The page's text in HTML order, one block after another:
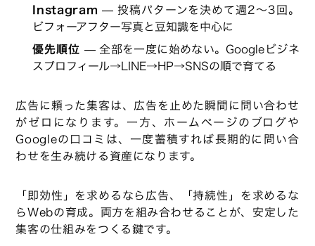
Instagram — 投稿パターンを決めて週2〜3回。
ビフォーアフター写真と豆知識を中心に
優先順位 — 全部を一度に始めない。Googleビジネ
スプロフィール→LINE→HP→SNSの順で育てる
広告に頼った集客は、広告を止めた瞬間に問い合わせ
がゼロになります。一方、ホームページのブログや
Googleの口コミは、一度蓄積すれば長期的に問い合
わせを生み続ける資産になります。
「即効性」を求めるなら広告、「持続性」を求めるな
らWebの育成。両方を組み合わせることが、安定した
集客の仕組みをつくる鍵です。